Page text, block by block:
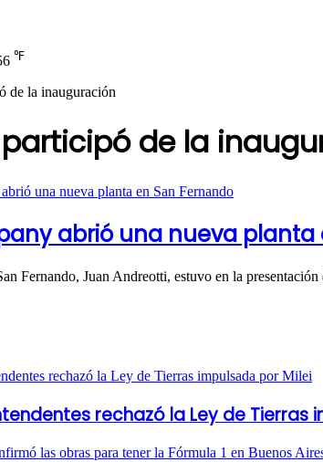
℉
de la inauguración
de la
abrió una nueva planta
Fernando, Juan Andreotti, estuvo en la
rechazó la Ley de Tierras